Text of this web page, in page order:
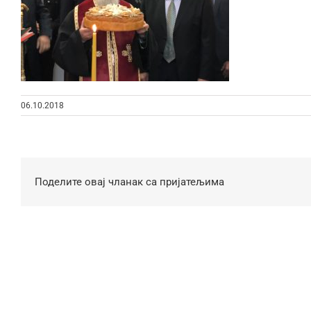
06.10.2018
Поделите овај чланак са пријатељима